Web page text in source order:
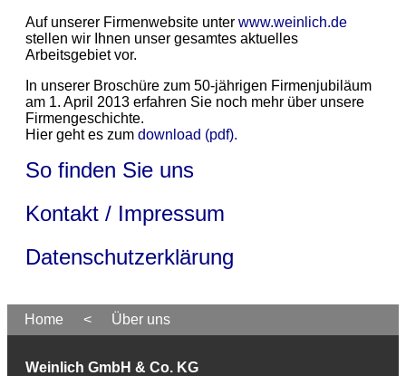
Auf unserer Firmenwebsite unter www.weinlich.de
stellen wir Ihnen unser gesamtes aktuelles
Arbeitsgebiet vor.
In unserer Broschüre zum 50-jährigen Firmenjubiläum
am 1. April 2013 erfahren Sie noch mehr über unsere
Firmengeschichte.
Hier geht es zum download (pdf).
So finden Sie uns
Kontakt / Impressum
Datenschutzerklärung
Home < Über uns
Weinlich GmbH & Co. KG